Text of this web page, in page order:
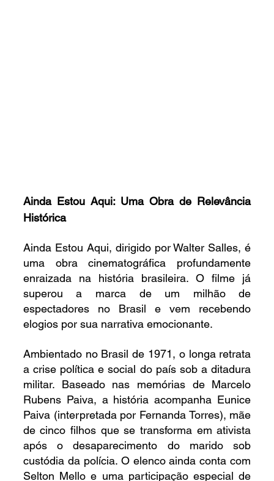
Ainda Estou Aqui: Uma Obra de Relevância
Histórica
Ainda Estou Aqui, dirigido por Walter Salles, é
uma obra cinematográfica profundamente
enraizada na história brasileira. O filme já
superou a marca de um milhão de
espectadores no Brasil e vem recebendo
elogios por sua narrativa emocionante.
Ambientado no Brasil de 1971, o longa retrata
a crise política e social do país sob a ditadura
militar. Baseado nas memórias de Marcelo
Rubens Paiva, a história acompanha Eunice
Paiva (interpretada por Fernanda Torres), mãe
de cinco filhos que se transforma em ativista
após o desaparecimento do marido sob
custódia da polícia. O elenco ainda conta com
Selton Mello e uma participação especial de